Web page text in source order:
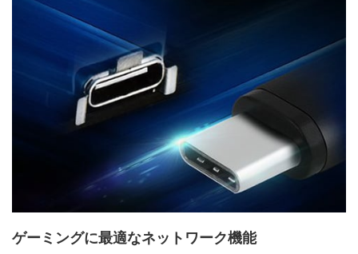
ゲーミングに最適なネットワーク機能